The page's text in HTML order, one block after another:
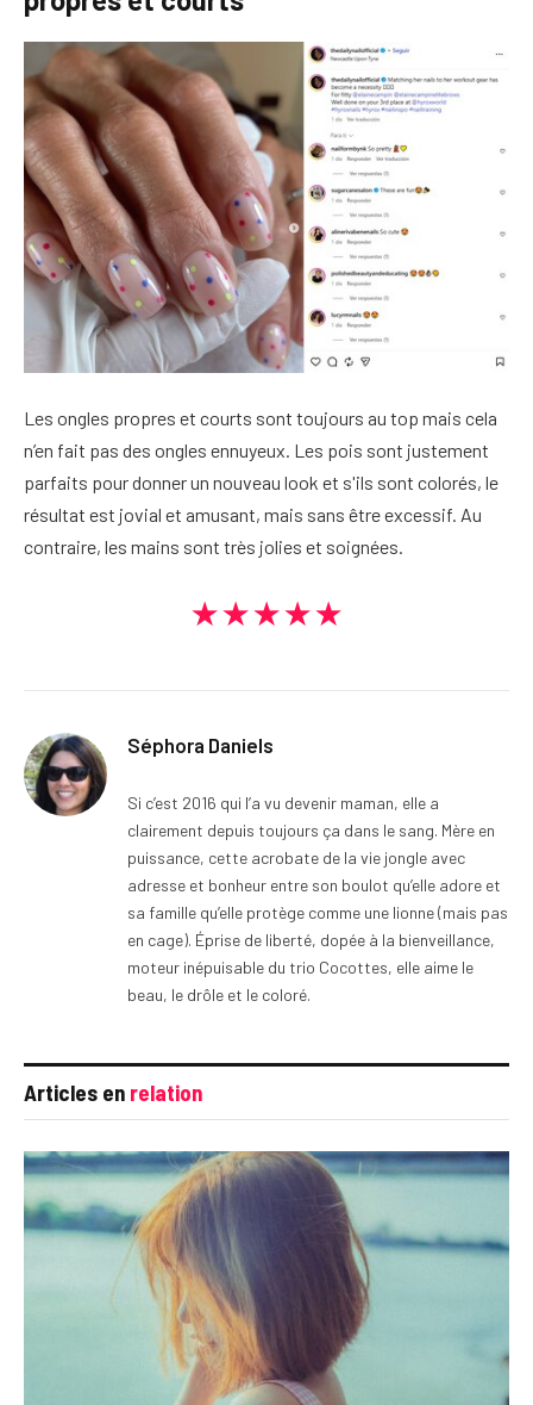
Les ongles propres et courts sont toujours au top mais cela
n’en fait pas des ongles ennuyeux. Les pois sont justement
parfaits pour donner un nouveau look et s'ils sont colorés, le
résultat est jovial et amusant, mais sans être excessif. Au
contraire, les mains sont très jolies et soignées.
★★★★★
Séphora Daniels
Si c’est 2016 qui l’a vu devenir maman, elle a
clairement depuis toujours ça dans le sang. Mère en
puissance, cette acrobate de la vie jongle avec
adresse et bonheur entre son boulot qu’elle adore et
sa famille qu’elle protège comme une lionne (mais pas
en cage). Éprise de liberté, dopée à la bienveillance,
moteur inépuisable du trio Cocottes, elle aime le
beau, le drôle et le coloré.
Articles en relation